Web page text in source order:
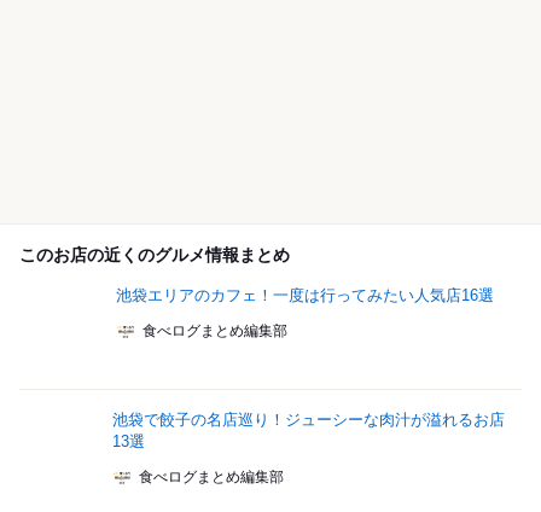
このお店の近くのグルメ情報まとめ
池袋エリアのカフェ！一度は行ってみたい人気店16選
食べログまとめ編集部
池袋で餃子の名店巡り！ジューシーな肉汁が溢れるお店
13選
食べログまとめ編集部